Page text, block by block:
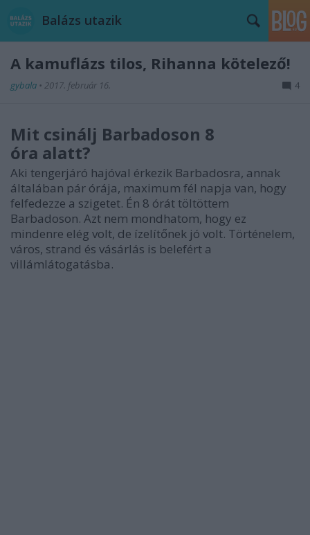
Balázs utazik
A kamuflázs tilos, Rihanna kötelező!
gybala • 2017. február 16. 4
Mit csinálj Barbadoson 8
óra alatt?
Aki tengerjáró hajóval érkezik Barbadosra, annak
általában pár órája, maximum fél napja van, hogy
felfedezze a szigetet. Én 8 órát töltöttem
Barbadoson. Azt nem mondhatom, hogy ez
mindenre elég volt, de ízelítőnek jó volt. Történelem,
város, strand és vásárlás is belefért a
villámlátogatásba.